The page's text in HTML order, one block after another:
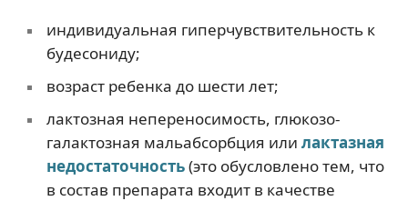
индивидуальная гиперчувствительность к
будесониду;
возраст ребенка до шести лет;
лактозная непереносимость, глюкозо-
галактозная мальабсорбция или лактазная
недостаточность(это обусловлено тем, что
в состав препарата входит в качестве